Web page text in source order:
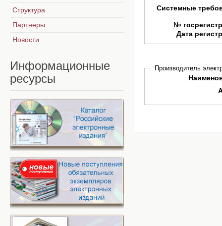
Системные
№
Дата
Производитель
Структура
Партнеры
Новости
Информационные
ресурсы